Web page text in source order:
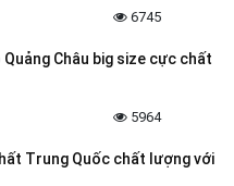
6745
Châu big size cực chất
5964
Trung Quốc chất lượng với